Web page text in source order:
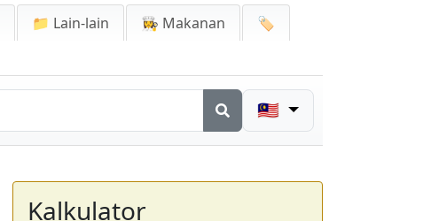
📁 Lain-lain 👩‍🍳 Makanan
🏷️
🇲🇾
Kalkulator